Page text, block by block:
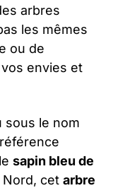
arbres
les mêmes
ou de
envies et
sous le nom
sapin bleu de
Nord, cet arbre